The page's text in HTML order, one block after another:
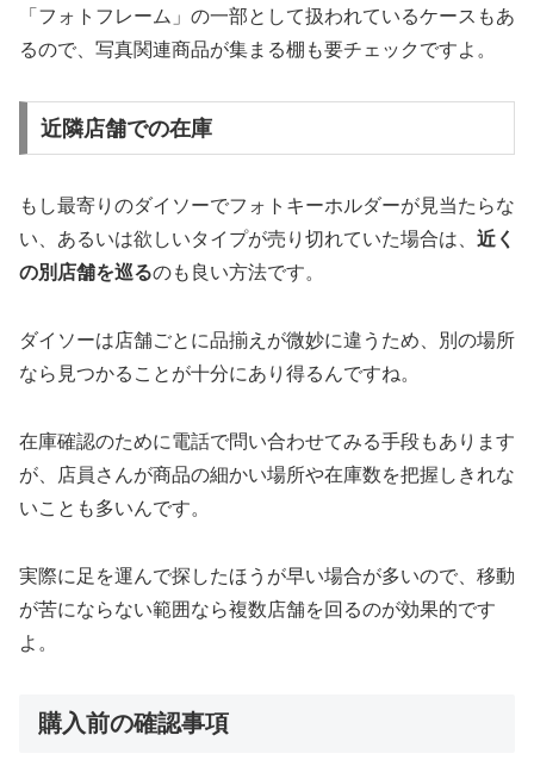
「フォトフレーム」の一部として扱われているケースもあ
るので、写真関連商品が集まる棚も要チェックですよ。
近隣店舗での在庫
もし最寄りのダイソーでフォトキーホルダーが見当たらな
い、あるいは欲しいタイプが売り切れていた場合は、 近く
の別店舗を巡るのも良い方法です。
ダイソーは店舗ごとに品揃えが微妙に違うため、別の場所
なら見つかることが十分にあり得るんですね。
在庫確認のために電話で問い合わせてみる手段もあります
が、店員さんが商品の細かい場所や在庫数を把握しきれな
いことも多いんです。
実際に足を運んで探したほうが早い場合が多いので、移動
が苦にならない範囲なら複数店舗を回るのが効果的です
よ。
購入前の確認事項